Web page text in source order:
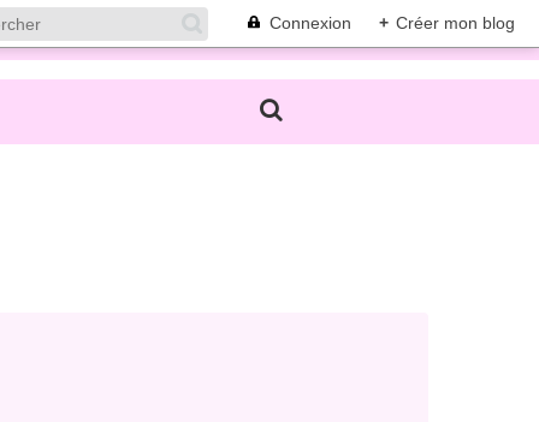
Connexion + Créer mon blog